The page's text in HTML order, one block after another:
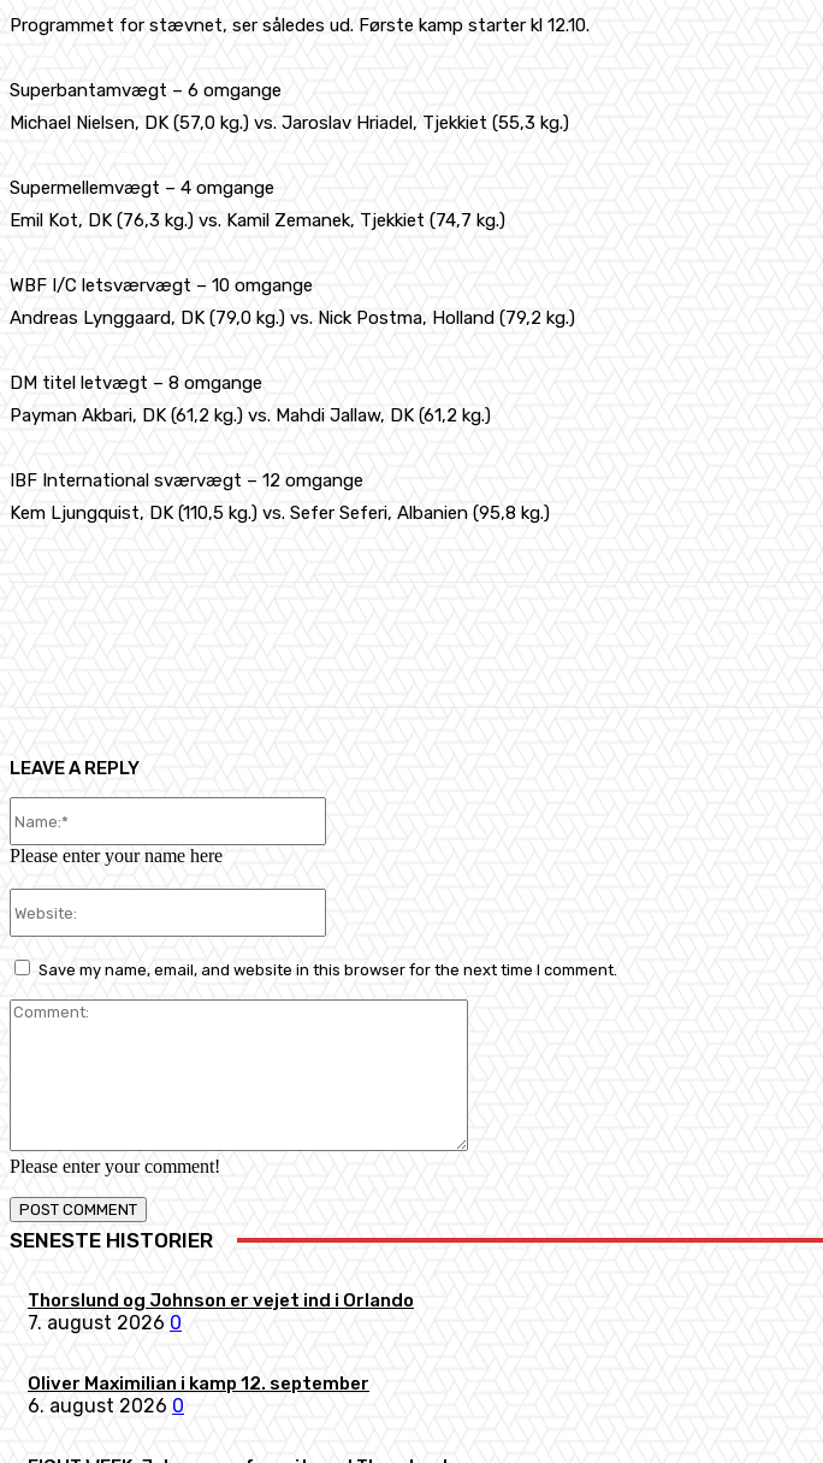
Programmet for stævnet, ser således ud. Første kamp starter kl 12.10.
Superbantamvægt – 6 omgange
Michael Nielsen, DK (57,0 kg.) vs. Jaroslav Hriadel, Tjekkiet (55,3 kg.)
Supermellemvægt – 4 omgange
Emil Kot, DK (76,3 kg.) vs. Kamil Zemanek, Tjekkiet (74,7 kg.)
WBF I/C letsværvægt – 10 omgange
Andreas Lynggaard, DK (79,0 kg.) vs. Nick Postma, Holland (79,2 kg.)
DM titel letvægt – 8 omgange
Payman Akbari, DK (61,2 kg.) vs. Mahdi Jallaw, DK (61,2 kg.)
IBF International sværvægt – 12 omgange
Kem Ljungquist, DK (110,5 kg.) vs. Sefer Seferi, Albanien (95,8 kg.)
LEAVE A REPLY
Please enter your comment!
Please enter your name here
Save my name, email, and website in this browser for the next time I comment.
SENESTE HISTORIER
Thorslund og Johnson er vejet ind i Orlando
7. august 2026 0
Oliver Maximilian i kamp 12. september
6. august 2026 0